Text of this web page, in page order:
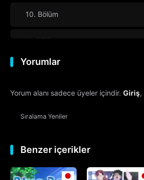
10. Bölüm
11. Bölüm
12. Bölüm
13. Bölüm
14. Bölüm
15. Bölüm
16. Bölüm
Yorumlar
Yorum alanı sadece üyeler içindir. Giriş,
Sıralama Yeniler
Benzer içerikler